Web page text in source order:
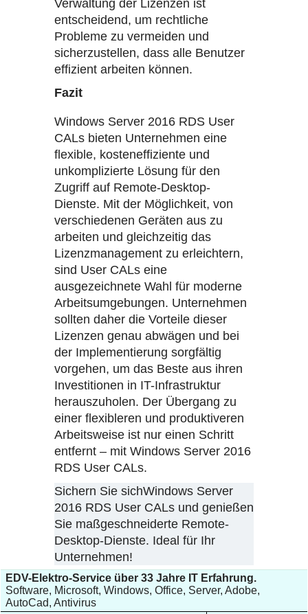
Verwaltung der Lizenzen ist
entscheidend, um rechtliche
Probleme zu vermeiden und
sicherzustellen, dass alle Benutzer
effizient arbeiten können.
Fazit
Windows Server 2016 RDS User
CALs bieten Unternehmen eine
flexible, kosteneffiziente und
unkomplizierte Lösung für den
Zugriff auf Remote-Desktop-
Dienste. Mit der Möglichkeit, von
verschiedenen Geräten aus zu
arbeiten und gleichzeitig das
Lizenzmanagement zu erleichtern,
sind User CALs eine
ausgezeichnete Wahl für moderne
Arbeitsumgebungen. Unternehmen
sollten daher die Vorteile dieser
Lizenzen genau abwägen und bei
der Implementierung sorgfältig
vorgehen, um das Beste aus ihren
Investitionen in IT-Infrastruktur
herauszuholen. Der Übergang zu
einer flexibleren und produktiveren
Arbeitsweise ist nur einen Schritt
entfernt – mit Windows Server 2016
RDS User CALs.
Sichern Sie sichWindows Server
2016 RDS User CALs und genießen
Sie maßgeschneiderte Remote-
Desktop-Dienste. Ideal für Ihr
Unternehmen!
EDV-Elektro-Service über 33 Jahre IT Erfahrung.
Software, Microsoft, Windows, Office, Server, Adobe,